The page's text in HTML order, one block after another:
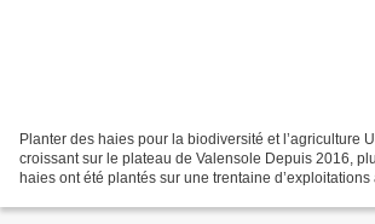
Planter des haies pour la biodiversité et l’agriculture
croissant sur le plateau de Valensole Depuis 2016,
haies ont été plantés sur une trentaine